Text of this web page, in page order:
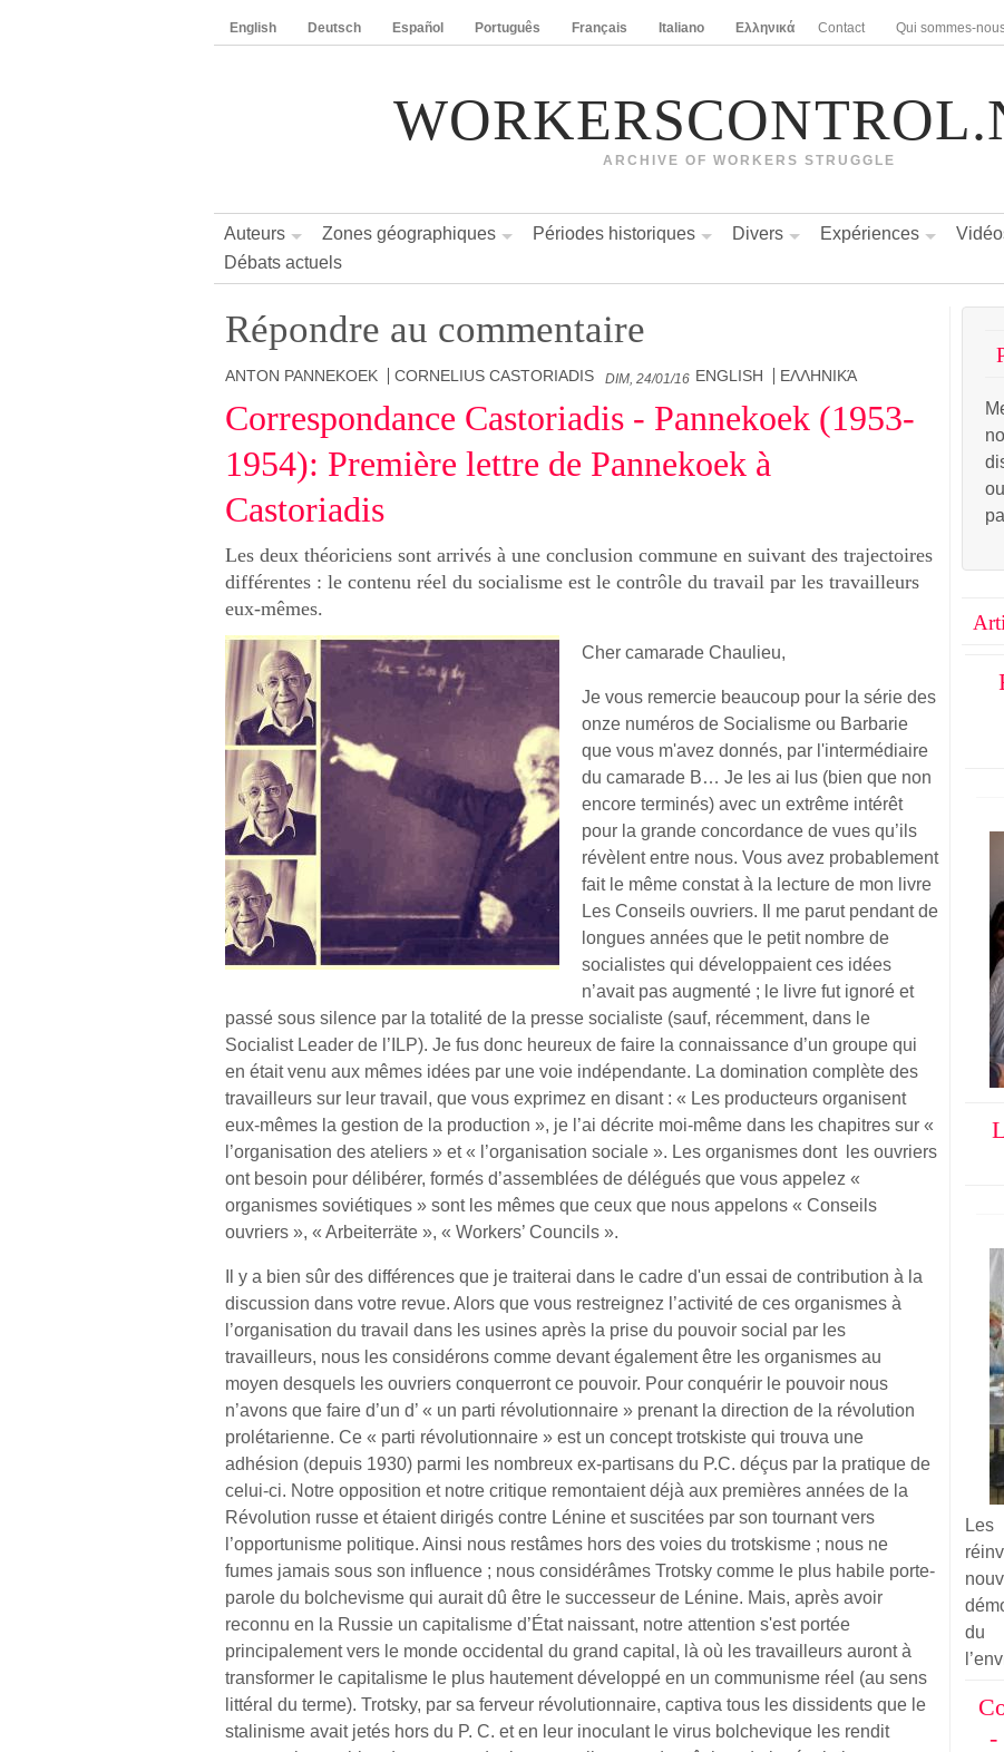
English Deutsch Español Português Français Italiano Ελληνικά Contact Qui sommes-
ARCHIVE OF WORKERS STRUGGLE
Auteurs Zones géographiques Périodes historiques Divers Expériences
Débats actuels
Répondre au commentaire
ANTON PANNEKOEK CORNELIUS CASTORIADIS DIM, 24/01/16 ENGLISH ΕΛΛΗΝΙΚΆ
Correspondance Castoriadis - Pannekoek (1953-
1954): Première lettre de Pannekoek à
Castoriadis
Les deux théoriciens sont arrivés à une conclusion commune en suivant des trajectoires
différentes : le contenu réel du socialisme est le contrôle du travail par les travailleurs
eux-mêmes.
Cher camarade Chaulieu,
Je vous remercie beaucoup pour la série des
onze numéros de Socialisme ou Barbarie
que vous m'avez donnés, par l'intermédiaire
du camarade B… Je les ai lus (bien que non
encore terminés) avec un extrême intérêt
pour la grande concordance de vues qu’ils
révèlent entre nous. Vous avez probablement
fait le même constat à la lecture de mon livre
Les Conseils ouvriers. Il me parut pendant de
longues années que le petit nombre de
socialistes qui développaient ces idées
n’avait pas augmenté ; le livre fut ignoré et
passé sous silence par la totalité de la presse socialiste (sauf, récemment, dans le
Socialist Leader de l’ILP). Je fus donc heureux de faire la connaissance d’un groupe qui
en était venu aux mêmes idées par une voie indépendante. La domination complète des
travailleurs sur leur travail, que vous exprimez en disant : « Les producteurs organisent
eux-mêmes la gestion de la production », je l’ai décrite moi-même dans les chapitres sur «
l’organisation des ateliers » et « l’organisation sociale ». Les organismes dont les ouvriers
ont besoin pour délibérer, formés d’assemblées de délégués que vous appelez «
organismes soviétiques » sont les mêmes que ceux que nous appelons « Conseils
ouvriers », « Arbeiterräte », « Workers’ Councils ».
Il y a bien sûr des différences que je traiterai dans le cadre d'un essai de contribution à la
discussion dans votre revue. Alors que vous restreignez l’activité de ces organismes à
l’organisation du travail dans les usines après la prise du pouvoir social par les
travailleurs, nous les considérons comme devant également être les organismes au
moyen desquels les ouvriers conquerront ce pouvoir. Pour conquérir le pouvoir nous
n’avons que faire d’un d’ « un parti révolutionnaire » prenant la direction de la révolution
prolétarienne. Ce « parti révolutionnaire » est un concept trotskiste qui trouva une
adhésion (depuis 1930) parmi les nombreux ex-partisans du P.C. déçus par la pratique de
celui-ci. Notre opposition et notre critique remontaient déjà aux premières années de la
Révolution russe et étaient dirigés contre Lénine et suscitées par son tournant vers
l’opportunisme politique. Ainsi nous restâmes hors des voies du trotskisme ; nous ne
fumes jamais sous son influence ; nous considérâmes Trotsky comme le plus habile porte-
parole du bolchevisme qui aurait dû être le successeur de Lénine. Mais, après avoir
reconnu en la Russie un capitalisme d’État naissant, notre attention s'est portée
principalement vers le monde occidental du grand capital, là où les travailleurs auront à
transformer le capitalisme le plus hautement développé en un communisme réel (au sens
littéral du terme). Trotsky, par sa ferveur révolutionnaire, captiva tous les dissidents que le
stalinisme avait jetés hors du P. C. et en leur inoculant le virus bolchevique les rendit
du
-